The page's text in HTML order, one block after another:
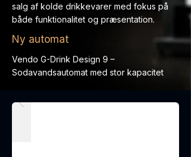
salg af kolde drikkevarer med fokus på
både funktionalitet og præsentation.
Ny automat
Vendo G-Drink Design 9 –
Sodavandsautomat med stor kapacitet